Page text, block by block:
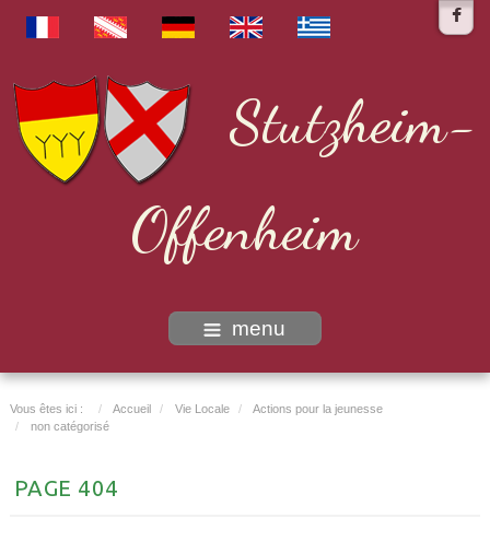
Stutzheim-
Offenheim
menu
Vous êtes ici : Accueil Vie Locale
Actions pour la jeunesse
non catégorisé
PAGE 404